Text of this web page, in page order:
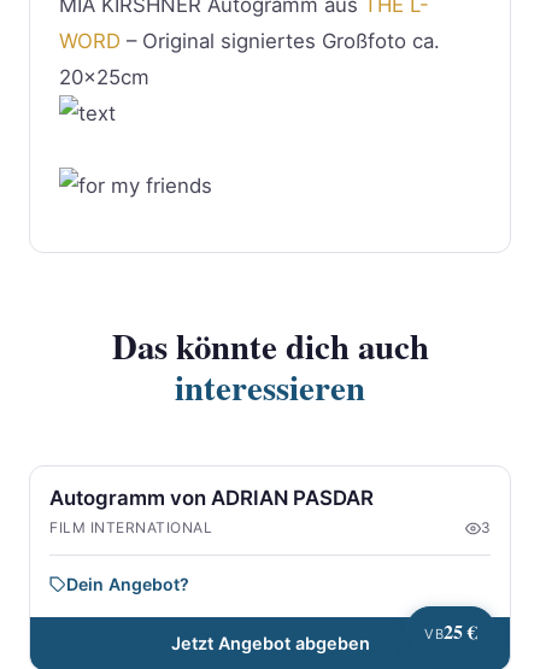
MIA KIRSHNER Autogramm aus
THE L-
WORD – Original signiertes Großfoto ca.
20x25cm
Das könnte dich auch
interessieren
VB25 €
Autogramm von ADRIAN PASDAR
FILM INTERNATIONAL 3
Dein Angebot?
Jetzt Angebot abgeben